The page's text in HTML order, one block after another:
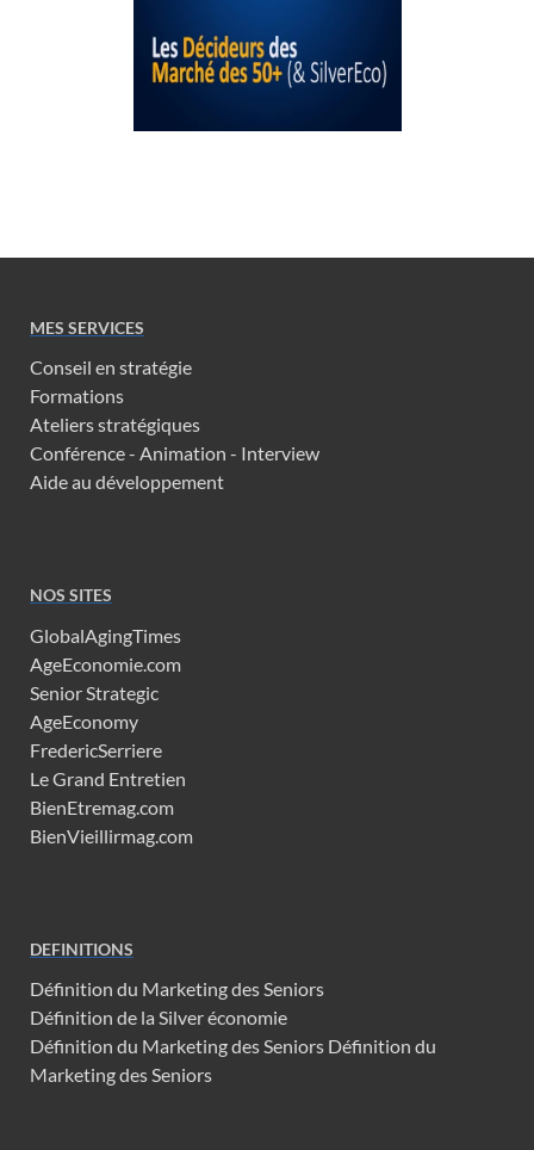
MES SERVICES
Conseil en stratégie
Formations
Ateliers stratégiques
Conférence - Animation - Interview
Aide au développement
NOS SITES
GlobalAgingTimes
AgeEconomie.com
Senior Strategic
AgeEconomy
FredericSerriere
Le Grand Entretien
BienEtremag.com
BienVieillirmag.com
DEFINITIONS
Définition du Marketing des Seniors
Définition de la Silver économie
Définition du Marketing des Seniors Définition du
Marketing des Seniors